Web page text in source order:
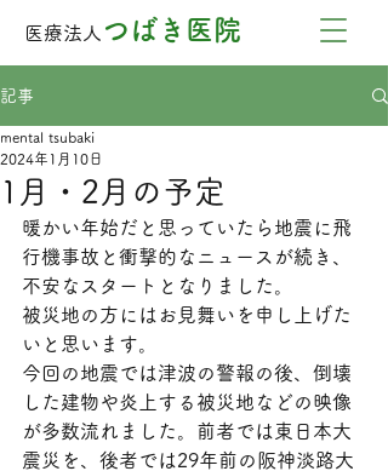
医療法人 つばき医院
記事
1月・2月の予定
mental tsubaki
2024年1月10日
暖かい年始だと思っていたら地震に飛
行機事故と衝撃的なニュースが続き、
不安なスタートとなりました。
被災地の方にはお見舞いを申し上げた
いと思います。
今回の地震では津波の警報の後、倒壊
した建物や炎上する被災地などの映像
が多数流れました。前者では東日本大
震災を、後者では29年前の阪神淡路大